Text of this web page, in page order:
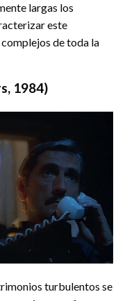
largas los
este
de toda la
1984)
turbulentos se